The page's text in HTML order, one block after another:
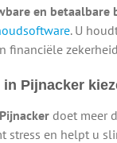
en betaalbare
. U
financiële
in Pijnacker
doet meer
stress en helpt u